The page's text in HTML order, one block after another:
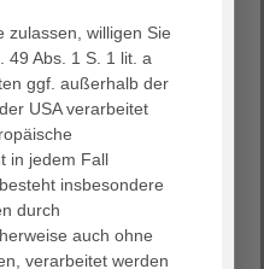
- Hospizbegleitung
Malteser
und Betreuung
Evangelischer
Darmstadt e.V.
zulassen, willigen Sie
49 Abs. 1 S. 1 lit. a
ggf. außerhalb der
USA verarbeitet
in jedem Fall
insbesondere
durch
auch ohne
verarbeitet werden